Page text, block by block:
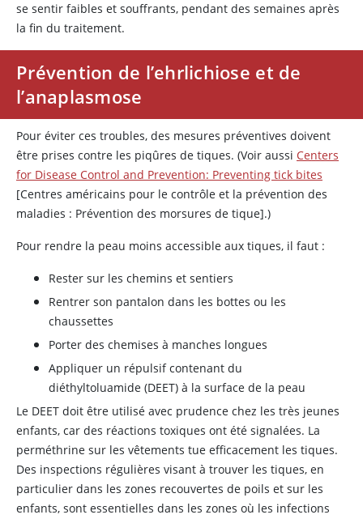
se sentir faibles et souffrants, pendant des semaines après
la fin du traitement.
Prévention de l’ehrlichiose et de
l’anaplasmose
Pour éviter ces troubles, des mesures préventives doivent
être prises contre les piqûres de tiques. (Voir aussi Centers
for Disease Control and Prevention: Preventing tick bites
[Centres américains pour le contrôle et la prévention des
maladies : Prévention des morsures de tique].)
Pour rendre la peau moins accessible aux tiques, il faut :
Rester sur les chemins et sentiers
Rentrer son pantalon dans les bottes ou les
chaussettes
Porter des chemises à manches longues
Appliquer un répulsif contenant du
diéthyltoluamide (DEET) à la surface de la peau
Le DEET doit être utilisé avec prudence chez les très jeunes
enfants, car des réactions toxiques ont été signalées. La
perméthrine sur les vêtements tue efficacement les tiques.
Des inspections régulières visant à trouver les tiques, en
particulier dans les zones recouvertes de poils et sur les
enfants, sont essentielles dans les zones où les infections